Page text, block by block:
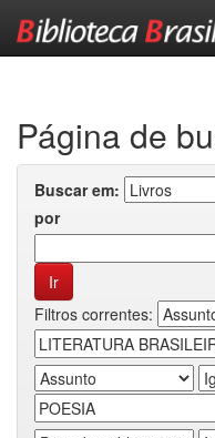
Página de
Buscar em:
por
Filtros correntes: